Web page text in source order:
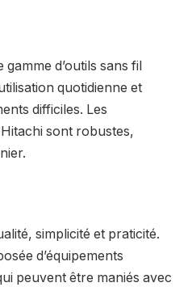
d’outils sans fil
quotidienne et
difficiles. Les
sont robustes,
simplicité et praticité.
d’équipements
peuvent être maniés avec